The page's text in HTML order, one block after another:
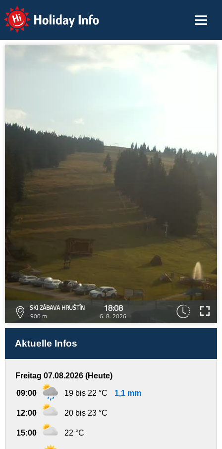
Holiday Info
SKI ZÁBAVA HRUŠTÍN
900 m
18:08
6. 8. 2026
Aktuelle Infos
Freitag 07.08.2026 (Heute)
09:00 19 bis 22 °C 1,1 mm
12:00 20 bis 23 °C
15:00 22 °C